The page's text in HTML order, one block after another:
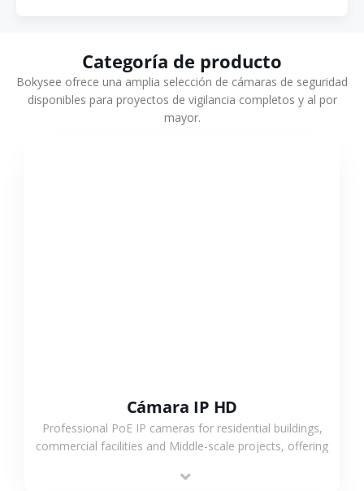
Categoría de producto
Bokysee ofrece una amplia selección de cámaras de seguridad
disponibles para proyectos de vigilancia completos y al por
mayor.
Cámara IP HD
Professional PoE IP cameras for residential buildings,
commercial facilities and Middle-scale projects, offering
support.